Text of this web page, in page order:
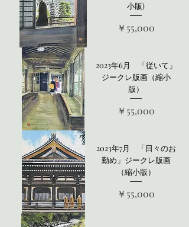
小版)
価格
￥55,000
2023年6月 「従いて」
ジークレ版画（縮小
版）
価格
￥55,000
2023年7月 「日々のお
勤め」ジークレ版画
（縮小版）
価格
￥55,000